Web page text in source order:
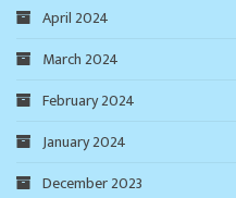
April 2024
March 2024
February 2024
January 2024
December 2023